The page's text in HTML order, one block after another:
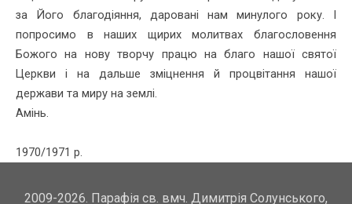
за Його благодіяння, даровані нам минулого року. І
попросимо в наших щирих молитвах благословення
Божого на нову творчу працю на благо нашої святої
Церкви і на дальше зміцнення й процвітання нашої
держави та миру на землі.
Амінь.
1970/1971 р.
2009-2026. Парафія св. вмч. Димитрія Солунського,